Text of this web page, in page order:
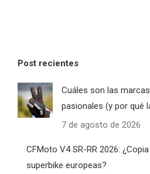
Post recientes
Cuáles son las
pasionales (y por qué
7 de agosto de 2026
CFMoto V4 SR-RR 2026:
superbike europeas?